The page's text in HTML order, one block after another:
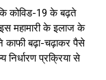
कोविड-19 के बढ़ते
महामारी के इलाज के
काफी बढ़ा-चढ़ाकर पैसे
निर्धारण प्रक्रिया से